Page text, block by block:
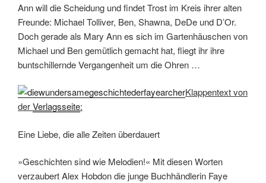
Ann will die Scheidung und findet Trost im Kreis ihrer alten
Freunde: Michael Tolliver, Ben, Shawna, DeDe und D’Or.
Doch gerade als Mary Ann es sich im Gartenhäuschen von
Michael und Ben gemütlich gemacht hat, fliegt ihr ihre
buntschillernde Vergangenheit um die Ohren …
Klappentext von
derVerlagsseite:
Eine Liebe, die alle Zeiten überdauert
»Geschichten sind wie Melodien!« Mit diesen Worten
verzaubert Alex Hobdon die junge Buchhändlerin Faye